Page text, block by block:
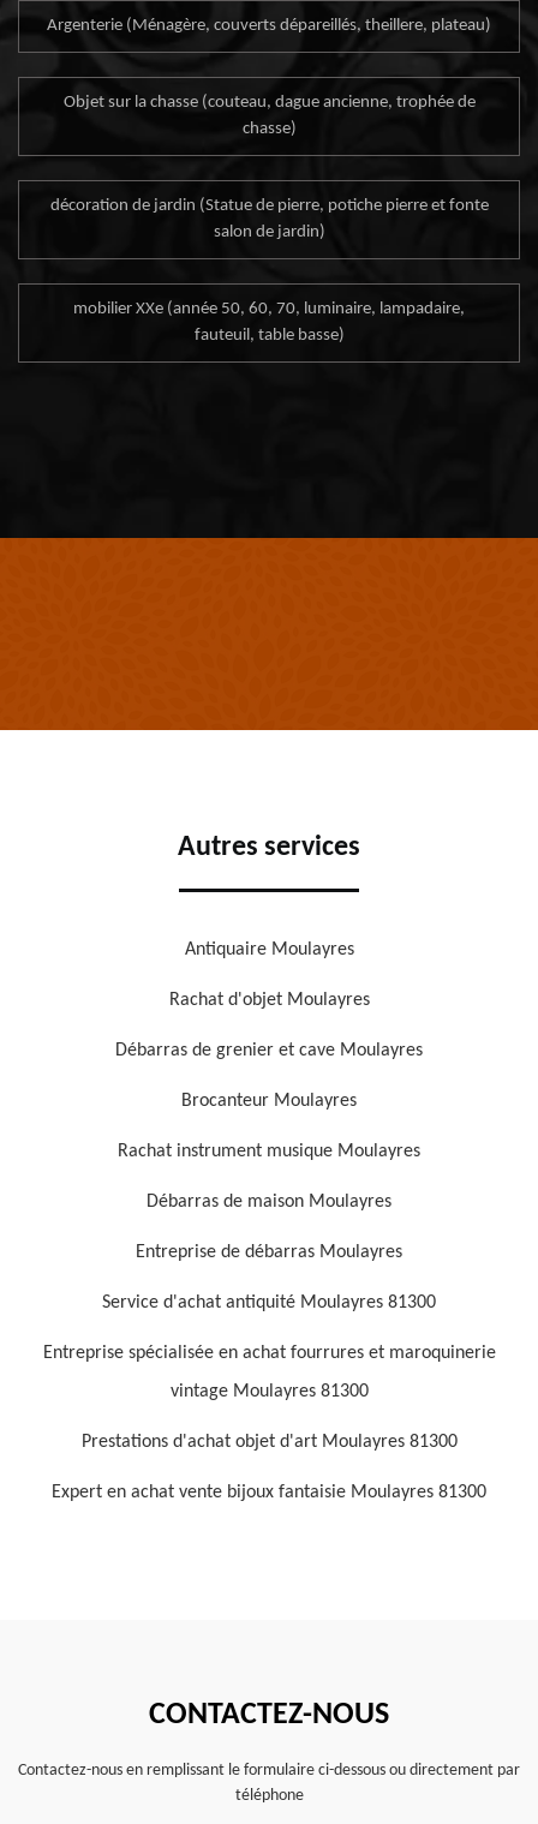
Argenterie (Ménagère, couverts dépareillés, theillere, plateau)
Objet sur la chasse (couteau, dague ancienne, trophée de
chasse)
décoration de jardin (Statue de pierre, potiche pierre et fonte
salon de jardin)
mobilier XXe (année 50, 60, 70, luminaire, lampadaire,
fauteuil, table basse)
Autres services
Antiquaire Moulayres
Rachat d'objet Moulayres
Débarras de grenier et cave Moulayres
Brocanteur Moulayres
Rachat instrument musique Moulayres
Débarras de maison Moulayres
Entreprise de débarras Moulayres
Service d'achat antiquité Moulayres 81300
Entreprise spécialisée en achat fourrures et maroquinerie
vintage Moulayres 81300
Prestations d'achat objet d'art Moulayres 81300
Expert en achat vente bijoux fantaisie Moulayres 81300
CONTACTEZ-NOUS
Contactez-nous en remplissant le formulaire ci-dessous ou directement par
téléphone